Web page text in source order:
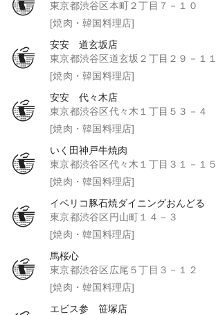
東京都渋谷区本町２丁目７－１０
[焼肉・韓国料理店]
安安 道玄坂店
東京都渋谷区道玄坂２丁目２９－１１
[焼肉・韓国料理店]
安安 代々木店
東京都渋谷区代々木１丁目５３－４
[焼肉・韓国料理店]
いく田神戸牛焼肉
東京都渋谷区代々木１丁目３１－１５
[焼肉・韓国料理店]
イベリコ豚石焼ダイニングおんどる
東京都渋谷区円山町１４－３
[焼肉・韓国料理店]
馬桜心
東京都渋谷区広尾５丁目３－１２
[焼肉・韓国料理店]
エビス参 笹塚店